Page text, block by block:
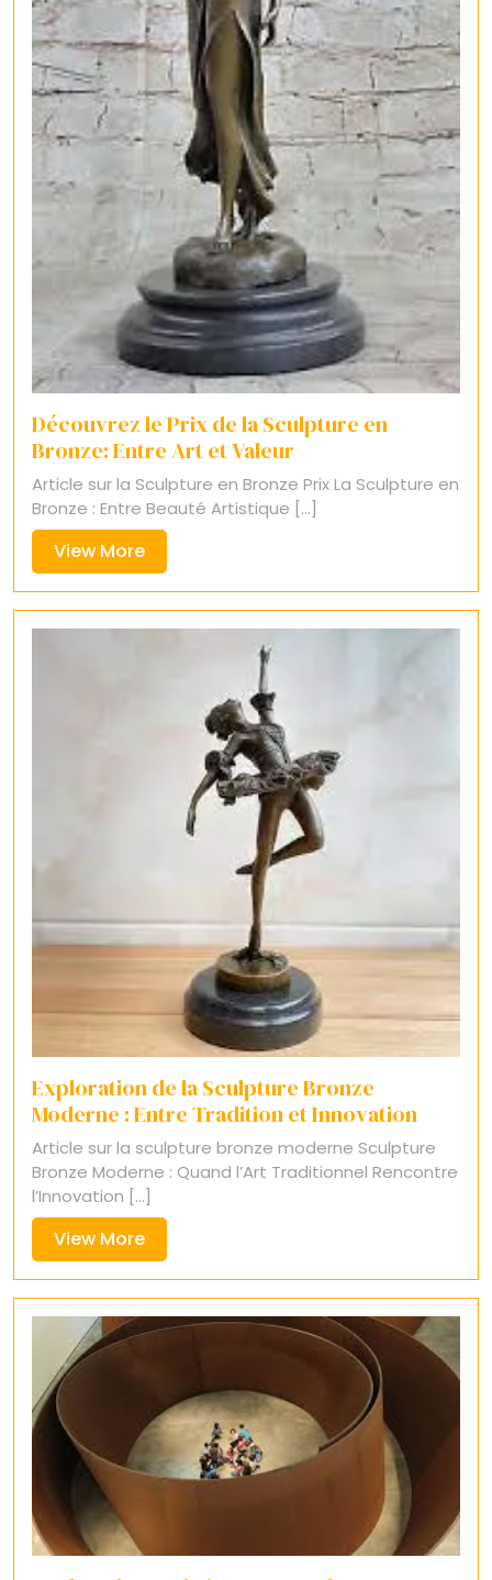
Découvrez le Prix de la Sculpture en
Bronze: Entre Art et Valeur
Article sur la Sculpture en Bronze Prix La Sculpture en
Bronze : Entre Beauté Artistique [...]
View MoreView
More
Exploration de la Sculpture Bronze
Moderne : Entre Tradition et Innovation
Article sur la sculpture bronze moderne Sculpture
Bronze Moderne : Quand l’Art Traditionnel Rencontre
l’Innovation [...]
View MoreView
More